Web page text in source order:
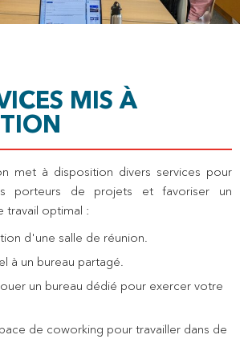
MIS À
met à disposition divers services pour
porteurs de projets et favoriser un
travail optimal :
d'une salle de réunion.
à un bureau partagé.
un bureau dédié pour exercer votre
de coworking pour travailler dans de